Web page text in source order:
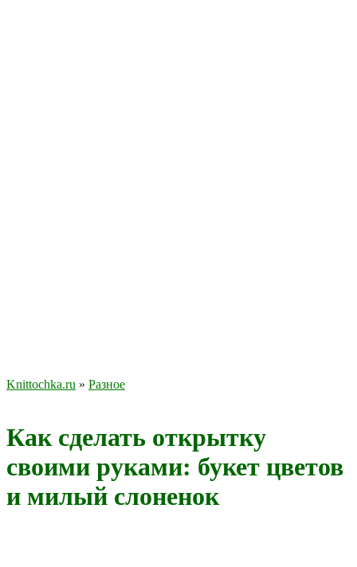
Knittochka.ru » Разное
Как сделать открытку
своими руками: букет цветов
и милый слоненок